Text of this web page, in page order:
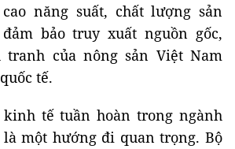
năng suất, chất lượng sản
bảo truy xuất nguồn gốc,
của nông sản Việt Nam
tế.
tế tuần hoàn trong ngành
một hướng đi quan trọng. Bộ